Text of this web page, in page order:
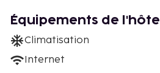
Équipements de l'hôtel
Climatisation
Internet